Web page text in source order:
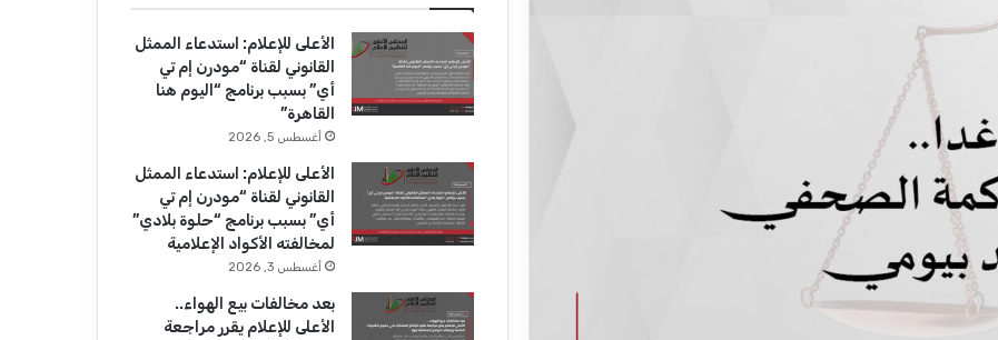
ب
و
ك
u
T
u
e
ت
ق
ر
ا
م
الأعلى للإعلام: استدعاء الممثل
القانوني لقناة “مودرن إم تي
أي” بسبب برنامج “اليوم هنا
القاهرة”
أغسطس 5, 2026
الأعلى للإعلام: استدعاء الممثل
القانوني لقناة “مودرن إم تي
أي” بسبب برنامج “حلوة بلادي”
لمخالفته الأكواد الإعلامية
أغسطس 3, 2026
بعد مخالفات بيع الهواء..
الأعلى للإعلام يقرر مراجعة